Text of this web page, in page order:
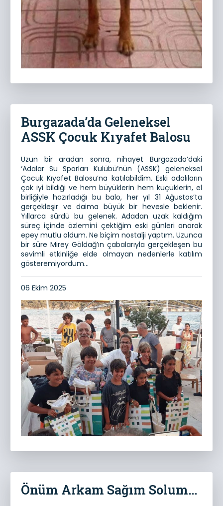
Burgazada’da Geleneksel
ASSK Çocuk Kıyafet Balosu
Uzun bir aradan sonra, nihayet Burgazada’daki
‘Adalar Su Sporları Kulübü’nün (ASSK) geleneksel
Çocuk Kıyafet Balosu’na katılabildim. Eski adalıların
çok iyi bildiği ve hem büyüklerin hem küçüklerin, el
birliğiyle hazırladığı bu balo, her yıl 31 Ağustos’ta
gerçekleşir ve daima büyük bir hevesle beklenir.
Yıllarca sürdü bu gelenek. Adadan uzak kaldığım
süreç içinde özlemini çektiğim eski günleri anarak
epey mutlu oldum. Ne biçim nostalji yaptım. Uzunca
bir süre Mirey Göldağ’ın çabalarıyla gerçekleşen bu
sevimli etkinliğe elde olmayan nedenlerle katılım
gösteremiyordum...
06 Ekim 2025
Önüm Arkam Sağım Solum…